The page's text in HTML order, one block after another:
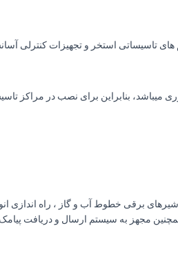
های تاسیساتی استخر و تجهیزات
شیرهای برقی خطوط آب و گاز ، راه
مجهز به سیستم ارسال و دریافت پیامک